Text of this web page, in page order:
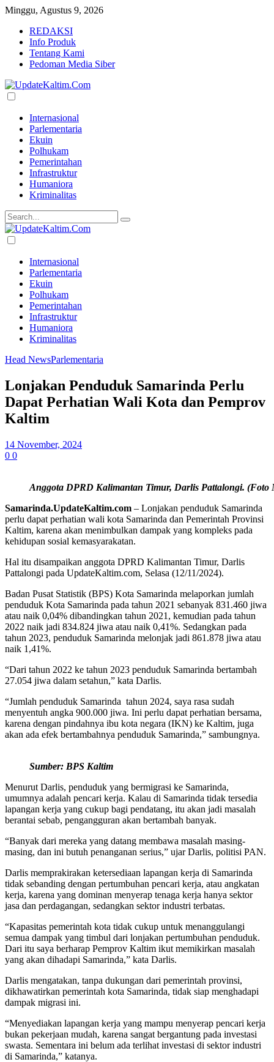
Minggu, Agustus 9, 2026
REDAKSI
Info Produk
Tentang Kami
Pedoman Media Siber
Internasional
Parlementaria
Ekuin
Polhukam
Pemerintahan
Infrastruktur
Humaniora
Kriminalitas
Internasional
Parlementaria
Ekuin
Polhukam
Pemerintahan
Infrastruktur
Humaniora
Kriminalitas
Head NewsParlementaria
Lonjakan Penduduk Samarinda Perlu
Dapat Perhatian Wali Kota dan Pemprov
Kaltim
14 November, 2024
0 0
Anggota DPRD Kalimantan Timur, Darlis Pattalongi. (Foto
Samarinda.UpdateKaltim.com – Lonjakan penduduk Samarinda
perlu dapat perhatian wali kota Samarinda dan Pemerintah Provinsi
Kaltim, karena akan menimbulkan dampak yang kompleks pada
kehidupan sosial kemasyarakatan.
Hal itu disampaikan anggota DPRD Kalimantan Timur, Darlis
Pattalongi pada UpdateKaltim.com, Selasa (12/11/2024).
Badan Pusat Statistik (BPS) Kota Samarinda melaporkan jumlah
penduduk Kota Samarinda pada tahun 2021 sebanyak 831.460 jiwa
atau naik 0,04% dibandingkan tahun 2021, kemudian pada tahun
2022 naik jadi 834.824 jiwa atau naik 0,41%. Sedangkan pada
tahun 2023, penduduk Samarinda melonjak jadi 861.878 jiwa atau
naik 1,41%.
“Dari tahun 2022 ke tahun 2023 penduduk Samarinda bertambah
27.054 jiwa dalam setahun,” kata Darlis.
“Jumlah penduduk Samarinda tahun 2024, saya rasa sudah
menyentuh angka 900.000 jiwa. Ini perlu dapat perhatian bersama,
karena dengan pindahnya ibu kota negara (IKN) ke Kaltim, juga
akan ada efek bertambahnya penduduk Samarinda,” sambungnya.
Sumber: BPS Kaltim
Menurut Darlis, penduduk yang bermigrasi ke Samarinda,
umumnya adalah pencari kerja. Kalau di Samarinda tidak tersedia
lapangan kerja yang cukup bagi pendatang, itu akan jadi masalah
berantai sebab, pengangguran akan bertambah banyak.
“Banyak dari mereka yang datang membawa masalah masing-
masing, dan ini butuh penanganan serius,” ujar Darlis, politisi PAN.
Darlis memprakirakan ketersediaan lapangan kerja di Samarinda
tidak sebanding dengan pertumbuhan pencari kerja, atau angkatan
kerja, karena yang dominan menyerap tenaga kerja hanya sektor
jasa dan perdagangan, sedangkan sektor industri terbatas.
“Kapasitas pemerintah kota tidak cukup untuk menanggulangi
semua dampak yang timbul dari lonjakan pertumbuhan penduduk.
Dari itu saya berharap Pemprov Kaltim ikut memikirkan masalah
yang akan dihadapi Samarinda,” kata Darlis.
Darlis mengatakan, tanpa dukungan dari pemerintah provinsi,
dikhawatirkan pemerintah kota Samarinda, tidak siap menghadapi
dampak migrasi ini.
“Menyediakan lapangan kerja yang mampu menyerap pencari kerja
bukan pekerjaan mudah, karena sangat bergantung pada investasi
swasta. Sementara ini belum ada terlihat investasi di sektor industri
di Samarinda,” katanya.